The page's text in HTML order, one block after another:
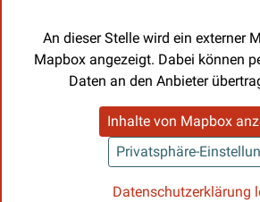
An dieser Stelle wird ein externer
Mapbox angezeigt. Dabei können
Daten an den Anbieter
Inhalte von Mapbox
Privatsphäre-
Datenschutzerklärung